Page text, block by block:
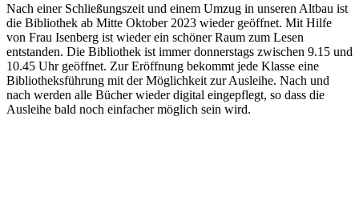
Nach einer Schließungszeit und einem Umzug in unseren Altbau ist
die Bibliothek ab Mitte Oktober 2023 wieder geöffnet. Mit Hilfe
von Frau Isenberg ist wieder ein schöner Raum zum Lesen
entstanden. Die Bibliothek ist immer donnerstags zwischen 9.15 und
10.45 Uhr geöffnet. Zur Eröffnung bekommt jede Klasse eine
Bibliotheksführung mit der Möglichkeit zur Ausleihe. Nach und
nach werden alle Bücher wieder digital eingepflegt, so dass die
Ausleihe bald noch einfacher möglich sein wird.